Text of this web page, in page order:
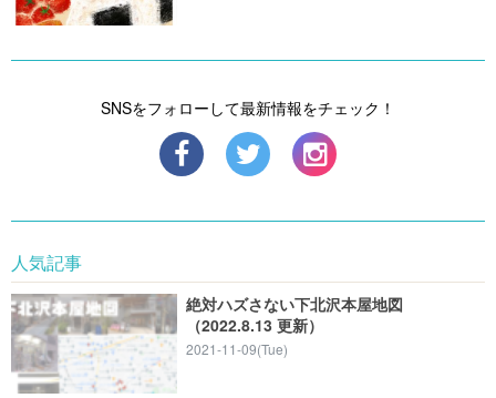
SNSをフォローして最新情報をチェック！
人気記事
絶対ハズさない下北沢本屋地図
（2022.8.13 更新）
2021-11-09(Tue)